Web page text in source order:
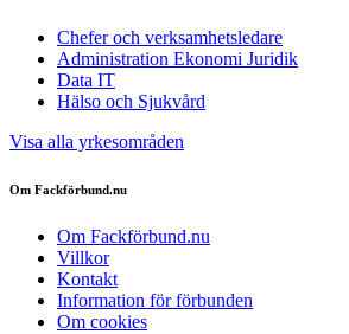
Chefer och verksamhetsledare
Administration Ekonomi Juridik
Data IT
Hälso och Sjukvård
Visa alla yrkesområden
Om Fackförbund.nu
Om Fackförbund.nu
Villkor
Kontakt
Information för förbunden
Om cookies